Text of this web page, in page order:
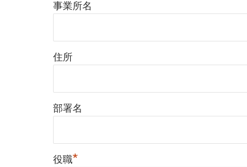
事業所名
住所
部署名
役職*